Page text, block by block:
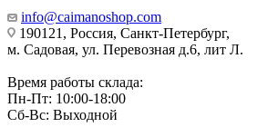
info@caimanoshop.com
190121, Россия, Санкт-Петербург,
м. Садовая, ул. Перевозная д.6, лит Л.
Время работы склада:
Пн-Пт: 10:00-18:00
Сб-Вс: Выходной